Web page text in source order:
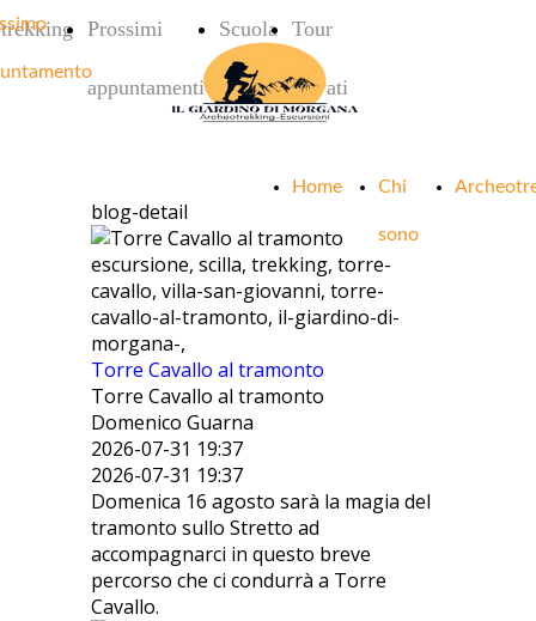
Prossimi
appuntamenti
Scuola Tour
privati
Home Chi
sono
blog-detail
escursione, scilla, trekking, torre-
cavallo, villa-san-giovanni, torre-
cavallo-al-tramonto, il-giardino-di-
morgana-,
Torre Cavallo al tramonto
Torre Cavallo al tramonto
Domenico Guarna
2026-07-31 19:37
2026-07-31 19:37
Domenica 16 agosto sarà la magia del
tramonto sullo Stretto ad
accompagnarci in questo breve
percorso che ci condurrà a Torre
Cavallo.